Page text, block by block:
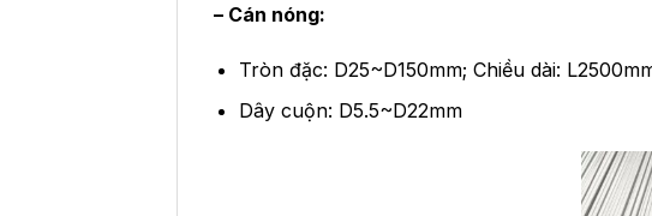
– Cán nóng:
Tròn đặc: D25~D150mm; Chiều dài:
Dây cuộn: D5.5~D22mm